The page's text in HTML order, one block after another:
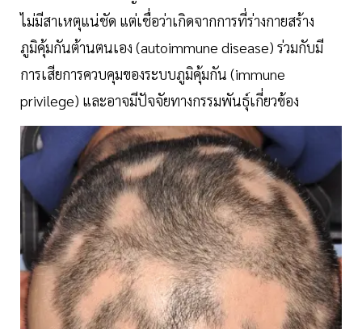
ไม่มีสาเหตุแน่ชัด แต่เชื่อว่าเกิดจากการที่ร่างกายสร้าง
ภูมิคุ้มกันต้านตนเอง (autoimmune disease) ร่วมกับมี
การเสียการควบคุมของระบบภูมิคุ้มกัน (immune
privilege) และอาจมีปัจจัยทางกรรมพันธุ์เกี่ยวข้อง